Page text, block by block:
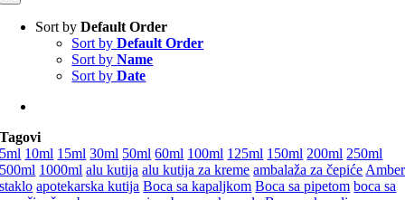
Sort byDefault Order
Sort byDefault Order
Sort byName
Sort byDate
Tagovi
5ml 10ml 15ml 30ml 50ml 60ml 100ml 125ml 150ml 200ml 250ml
500ml 1000ml alu kutija alu kutija za kreme ambalaža za čepiće Amber
staklo apotekarska kutija Boca sa kapaljkom Boca sa pipetom boca sa